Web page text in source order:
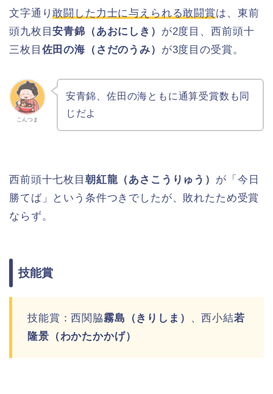
文字通り敢闘した力士に与えられる敢闘賞は、東前
頭九枚目安青錦（あおにしき） が2度目、西前頭十
三枚目 佐田の海（さだのうみ） が3度目の受賞。
こんつま
安青錦、佐田の海ともに通算受賞数も同
じだよ
西前頭十七枚目 朝紅龍（あさこうりゅう） が「今日
勝てば」という条件つきでしたが、敗れたため受賞
ならず。
技能賞
技能賞：西関脇霧島（きりしま） 、西小結若
隆景（わかたかかげ）